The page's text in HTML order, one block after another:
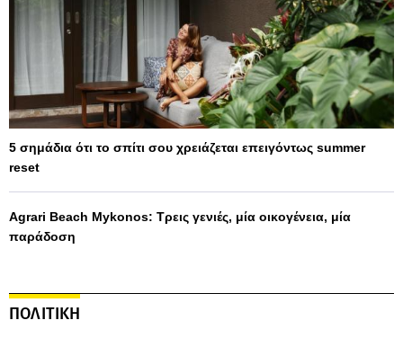
5 σημάδια ότι το σπίτι σου χρειάζεται επειγόντως summer
reset
Agrari Beach Mykonos: Τρεις γενιές, μία οικογένεια, μία
παράδοση
ΠΟΛΙΤΙΚΗ